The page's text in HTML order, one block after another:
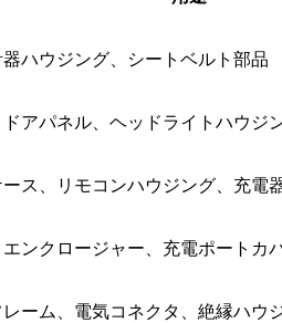
ハウジング、シートベルト部品
アパネル、ヘッドライトハウジ
ス、リモコンハウジング、充電
ンクロージャー、充電ポートカ
ーム、電気コネクタ、絶縁ハウ